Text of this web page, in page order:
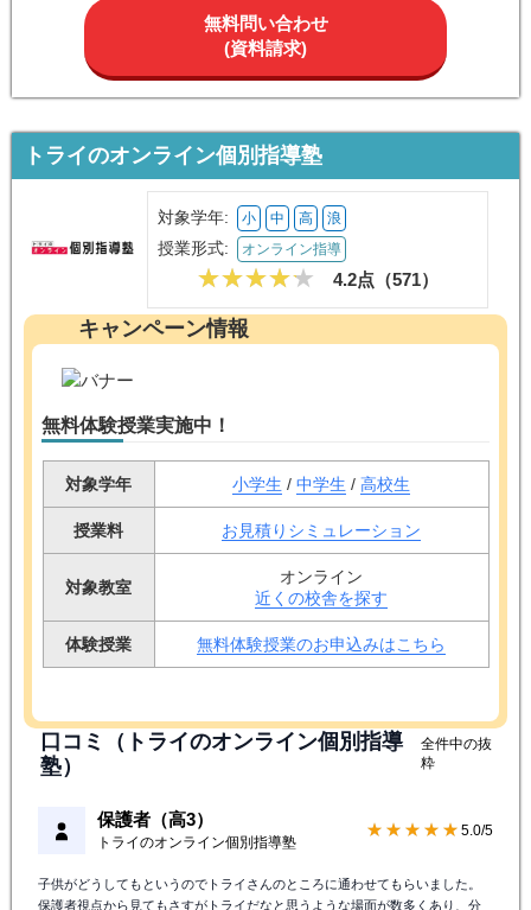
(資料請求)
トライのオンライン個別指導塾
対象学年: 小 中 高 浪
授業形式: オンライン指導
4.2点（
キャンペーン情報
無料体験授業実施中！
対象学年 小学生 / 中学生 / 高校生
授業料 お見積りシミュレーション
対象教室
オンライン
近くの校舎を探す
体験授業 無料体験授業のお申込みはこちら
口コミ（トライのオンライン個別指導
塾）
全件中の抜
粋
保護者（高3）
トライのオンライン個別指導塾
★★★★★ 5.0/5
子供がどうしてもというのでトライさんのところに通わせてもらいました。
保護者視点から見てもさすがトライだなと思うような場面が数多くあり、分